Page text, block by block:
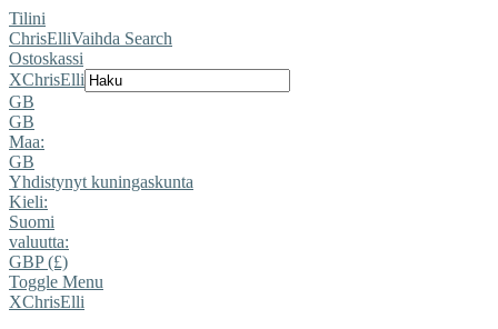
Tilini
ChrisElliVaihda Search
Ostoskassi
XChrisElli
GB
GB
Maa:
GB
Yhdistynyt kuningaskunta
Kieli:
Suomi
valuutta:
GBP (£)
Toggle Menu
XChrisElli